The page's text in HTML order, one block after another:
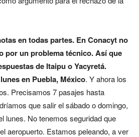
en todas partes. En Conacyt no
por un problema técnico. Así que
de Itaipu o Yacyretá.
en Puebla, México. Y ahora los
Precisamos 7 pasajes hasta
que salir el sábado o domingo,
lunes. No tenemos seguridad que
aeropuerto. Estamos peleando, a ver